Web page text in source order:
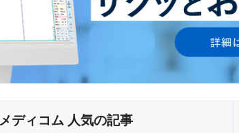
メディコム 人気の記事